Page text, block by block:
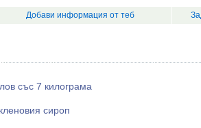
Добави информация от теб
със 7 килограма
сироп